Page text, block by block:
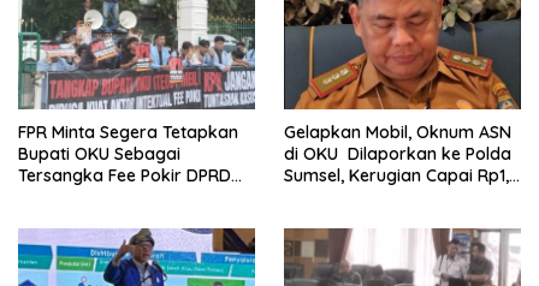
FPR Minta Segera Tetapkan
Bupati OKU Sebagai
Tersangka Fee Pokir DPRD
Gelapkan Mobil, Oknum ASN
di OKU Dilaporkan ke Polda
Sumsel, Kerugian Capai Rp1,2